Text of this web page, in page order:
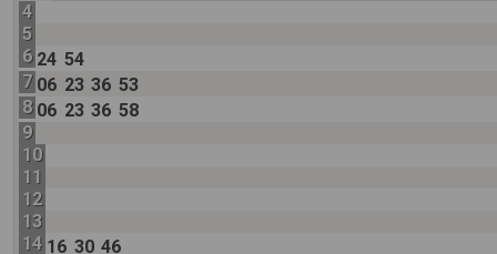
4
5
6 24 54
7 06 23 36 53
8 06 23 36 58
9
10
11
12
13
14 16 30 46